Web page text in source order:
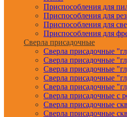
Приспособления для
Приспособления для
Приспособления для
Приспособления для
Сверла присадочные
Сверла присадочные
Сверла присадочные
Сверла присадочные
Сверла присадочные
Сверла присадочные
Сверла присадочные с
Сверла присадочные
Сверла присадочные